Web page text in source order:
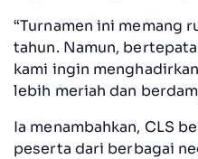
“Turnamen ini memang
tahun. Namun,
kami ingin
lebih meriah dan
Ia menambahkan, CLS
peserta dari berbagai